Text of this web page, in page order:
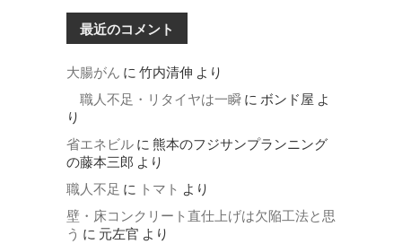
最近のコメント
大腸がん に 竹内清伸 より
職人不足・リタイヤは一瞬に ボンド屋 よ
り
省エネビルに 熊本のフジサンプランニング
の藤本三郎 より
職人不足 に トマト より
壁・床コンクリート直仕上げは欠陥工法と思
う に 元左官 より